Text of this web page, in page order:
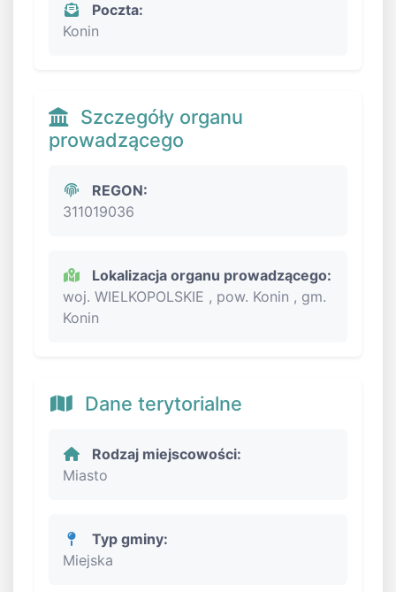
Poczta:
Konin
Szczegóły organu
prowadzącego
REGON:
311019036
Lokalizacja organu prowadzącego:
woj. WIELKOPOLSKIE , pow. Konin , gm.
Konin
Dane terytorialne
Rodzaj miejscowości:
Miasto
Typ gminy:
Miejska